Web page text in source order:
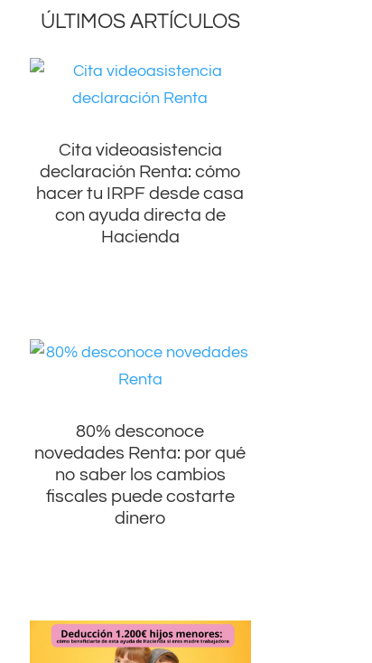
ÚLTIMOS ARTÍCULOS
Cita videoasistencia
declaración Renta: cómo
hacer tu IRPF desde casa
con ayuda directa de
Hacienda
80% desconoce
novedades Renta: por qué
no saber los cambios
fiscales puede costarte
dinero